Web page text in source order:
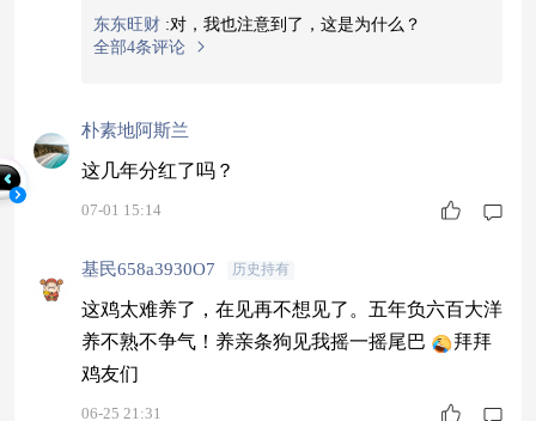
东东旺财 :对，我也注意到了，这是为什么？
全部4条评论
朴素地阿斯兰
这几年分红了吗？
07-01 15:14
基民658a3930O7 历史持有
这鸡太难养了，在见再不想见了。五年负六百大洋
养不熟不争气！养亲条狗见我摇一摇尾巴
拜拜
鸡友们
06-25 21:31